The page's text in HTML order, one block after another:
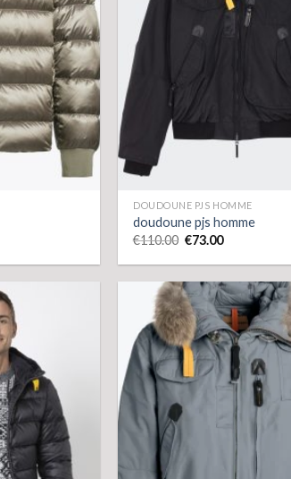
DOUDOUNE PJS HOMME
doudoune pjs homme
€110.00 €73.00